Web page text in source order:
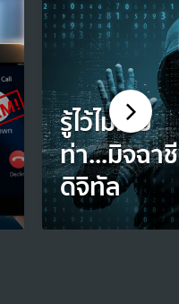
รู้ไว้ไม่เสีย
ท่า...มิจฉา
ดิจิทัล